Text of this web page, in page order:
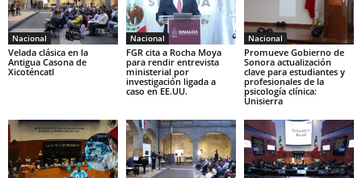
Nacional
Velada clásica en la
Antigua Casona de
Xicoténcatl
Nacional
FGR cita a Rocha Moya
para rendir entrevista
ministerial por
investigación ligada a
caso en EE.UU.
Nacional
Promueve Gobierno de
Sonora actualización
clave para estudiantes y
profesionales de la
psicología clínica:
Unisierra